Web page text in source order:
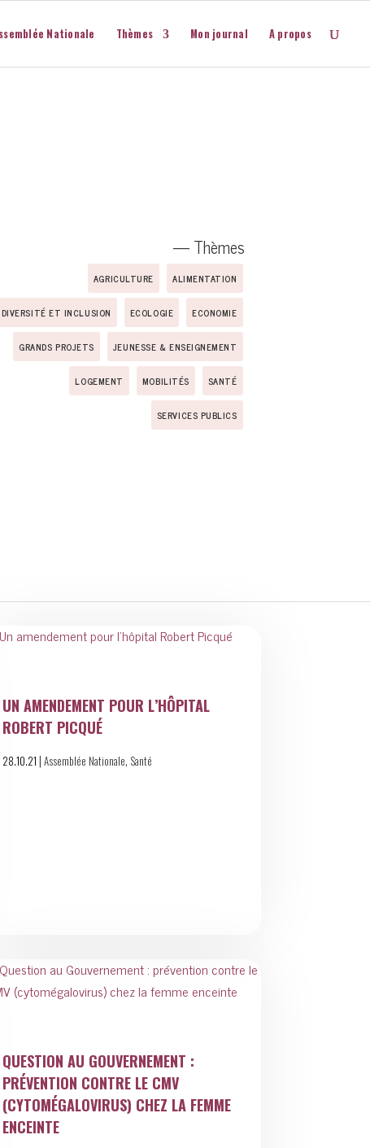
Nationale Thèmes Mon journal A propos
— Thèmes
AGRICULTURE ALIMENTATION
DIVERSITÉ ET INCLUSION ECOLOGIE ECONOMIE
GRANDS PROJETS JEUNESSE & ENSEIGNEMENT
LOGEMENT MOBILITÉS SANTÉ
SERVICES PUBLICS
UN AMENDEMENT POUR L’HÔPITAL
ROBERT PICQUÉ
28.10.21 | Assemblée Nationale, Santé
QUESTION AU GOUVERNEMENT :
PRÉVENTION CONTRE LE CMV
(CYTOMÉGALOVIRUS) CHEZ LA FEMME
ENCEINTE